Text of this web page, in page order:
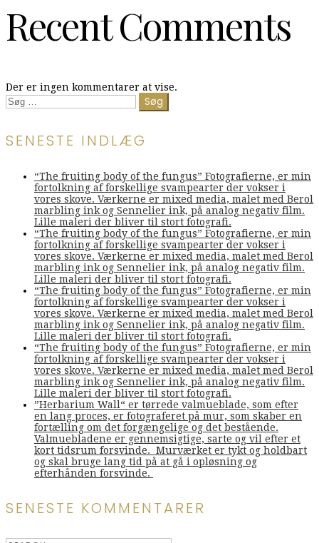
Recent Comments
Der er ingen kommentarer at vise.
Søg
efter:
SENESTE INDLÆG
“The fruiting body of the fungus” Fotografierne, er min
fortolkning af forskellige svampearter der vokser i
vores skove. Værkerne er mixed media, malet med Berol
marbling ink og Sennelier ink, på analog negativ film.
Lille maleri der bliver til stort fotografi.
“The fruiting body of the fungus” Fotografierne, er min
fortolkning af forskellige svampearter der vokser i
vores skove. Værkerne er mixed media, malet med Berol
marbling ink og Sennelier ink, på analog negativ film.
Lille maleri der bliver til stort fotografi.
“The fruiting body of the fungus” Fotografierne, er min
fortolkning af forskellige svampearter der vokser i
vores skove. Værkerne er mixed media, malet med Berol
marbling ink og Sennelier ink, på analog negativ film.
Lille maleri der bliver til stort fotografi.
“The fruiting body of the fungus” Fotografierne, er min
fortolkning af forskellige svampearter der vokser i
vores skove. Værkerne er mixed media, malet med Berol
marbling ink og Sennelier ink, på analog negativ film.
Lille maleri der bliver til stort fotografi.
”Herbarium Wall“ er tørrede valmueblade, som efter
en lang proces, er fotograferet på mur, som skaber en
fortælling om det forgængelige og det bestående.
Valmuebladene er gennemsigtige, sarte og vil efter et
kort tidsrum forsvinde. Murværket er tykt og holdbart
og skal bruge lang tid på at gå i opløsning og
efterhånden forsvinde.
SENESTE KOMMENTARER